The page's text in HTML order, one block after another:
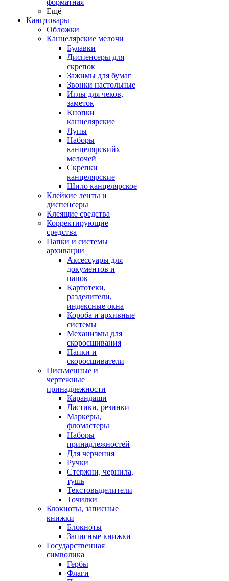
форматная
Ещё
Канцтовары
Обложки
Канцелярские мелочи
Булавки
Диспенсеры для
скрепок
Зажимы для бумаг
Звонки настольные
Иглы для чеков,
заметок
Кнопки
канцелярские
Лупы
Наборы
канцелярскийх
мелочей
Скрепки
канцелярские
Шило канцелярское
Клейкие ленты и
диспенсеры
Клеящие средства
Корректирующие
средства
Папки и системы
архивации
Аксессуары для
документов и
папок
Картотеки,
разделители,
индексные окна
Короба и архивные
системы
Механизмы для
скоросшивания
Папки и
скоросшиватели
Письменные и
чертежные
принадлежности
Карандаши
Ластики, резинки
Маркеры,
фломастеры
Наборы
принадлежностей
Для черчения
Ручки
Стержни, чернила,
тушь
Текстовыделители
Точилки
Блокноты, записные
книжки
Блокноты
Записные книжки
Государственная
символика
Гербы
Флаги